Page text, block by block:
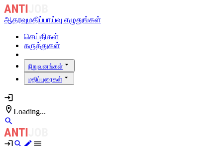
ஆதரவுமதிப்பாய்வு எழுதுங்கள்
செய்திகள்
கருத்துகள்
நிறுவனங்கள்
மதிப்புரைகள்
Loading...